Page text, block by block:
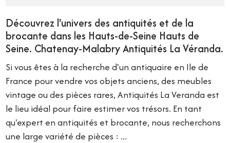
Découvrez l'univers des antiquités et de la
brocante dans les Hauts-de-Seine Hauts de
Seine. Chatenay-Malabry Antiquités La Véranda.
Si vous êtes à la recherche d'un antiquaire en Ile de
France pour vendre vos objets anciens, des meubles
vintage ou des pièces rares, Antiquités La Veranda est
le lieu idéal pour faire estimer vos trésors. En tant
qu'expert en antiquités et brocante, nous recherchons
une large variété de pièces : ...